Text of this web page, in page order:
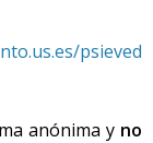
psieved
anónima y no